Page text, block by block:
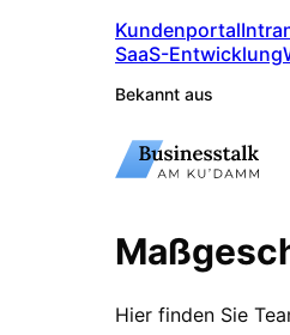
Kundenportal
SaaS-Entwicklung
Bekannt aus
Hier finden Sie